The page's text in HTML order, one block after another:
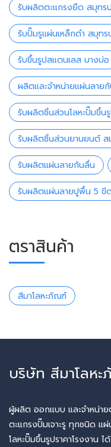
รับผลิตตะแกรงยืด สมุทรป
รับปั๊มรูแผ่นเหล็กดำ สมุทร
รับขึ้นรูปสแตนเลส บางบ่อ
ผลิตและจำหน่ายแผ่นลาย
รับผลิตชิ้นส่วนโลหะปั๊มขึ้น
รับผลิตชิ้นส่วนยานยนต์ ส
รับผลิตแผ่นลายกันลื่น
รับผลิตแผ่นลายปูพื้น 5 ขีด
ตราสินค้า
สีมาโลหะภัณฑ์
บริษัท สีมาโลห
ผู้ผลิต ออกแบบ และจำหน่าย
ตะแกรงปั๊มเจาะรู ทุกชนิด แ
โลหะปั๊มขึ้นรูปราคาโรงงาน ไ